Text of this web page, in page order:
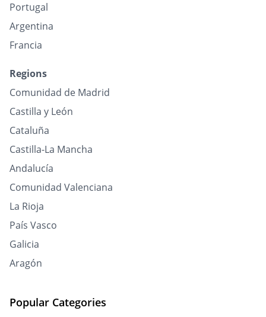
Portugal
Argentina
Francia
Regions
Comunidad de Madrid
Castilla y León
Cataluña
Castilla-La Mancha
Andalucía
Comunidad Valenciana
La Rioja
País Vasco
Galicia
Aragón
Popular Categories